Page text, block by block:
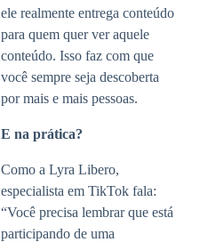
ele realmente entrega conteúdo
para quem quer ver aquele
conteúdo. Isso faz com que
você sempre seja descoberta
por mais e mais pessoas.
E na prática?
Como a Lyra Libero,
especialista em TikTok fala:
“Você precisa lembrar que está
participando de uma